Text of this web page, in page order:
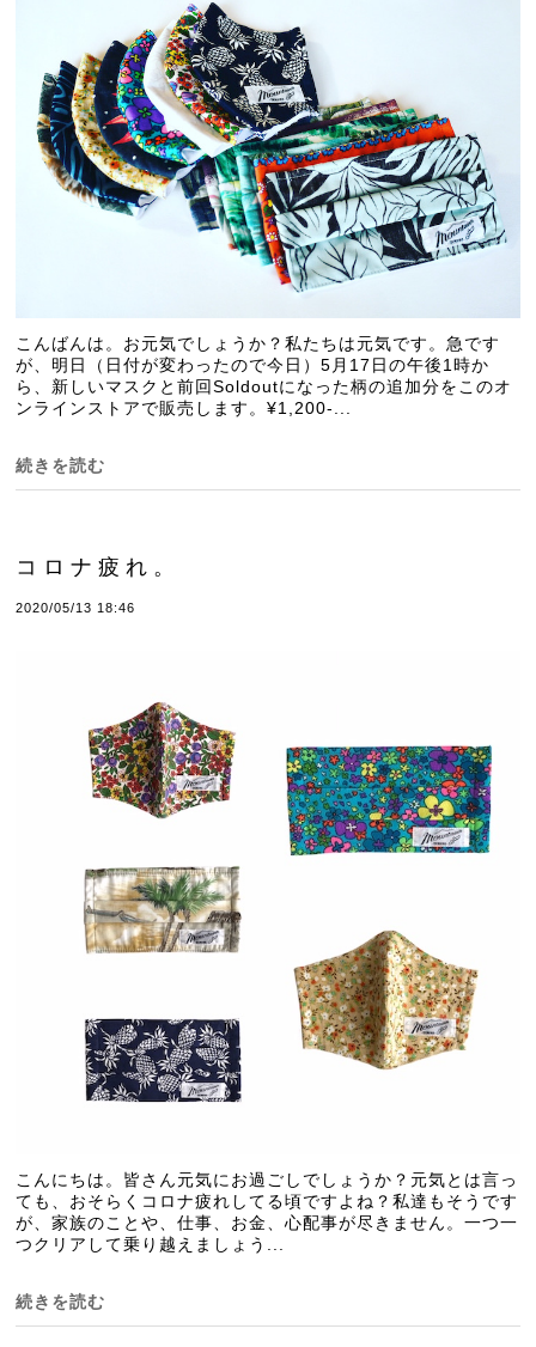
こんばんは。お元気でしょうか？私たちは元気です。急です
が、明日（日付が変わったので今日）5月17日の午後1時か
ら、新しいマスクと前回Soldoutになった柄の追加分をこのオ
ンラインストアで販売します。¥1,200-...
続きを読む
コロナ疲れ。
2020/05/13 18:46
こんにちは。皆さん元気にお過ごしでしょうか？元気とは言っ
ても、おそらくコロナ疲れしてる頃ですよね？私達もそうです
が、家族のことや、仕事、お金、心配事が尽きません。一つ一
つクリアして乗り越えましょう...
続きを読む